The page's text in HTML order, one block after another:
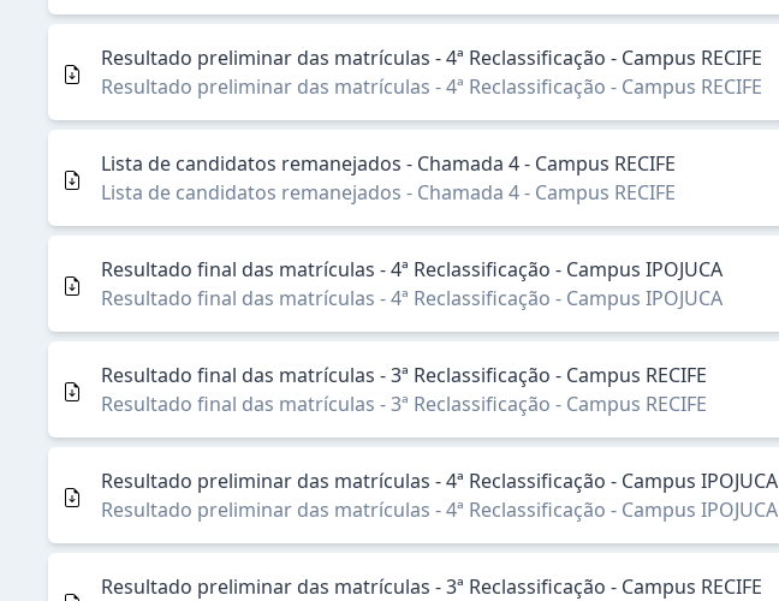
Resultado preliminar das matrículas - 4ª Reclassificação - Campus RECIFE
Resultado preliminar das matrículas - 4ª Reclassificação - Campus RECIFE
Lista de candidatos remanejados - Chamada 4 - Campus RECIFE
Lista de candidatos remanejados - Chamada 4 - Campus RECIFE
Resultado final das matrículas - 4ª Reclassificação - Campus IPOJUCA
Resultado final das matrículas - 4ª Reclassificação - Campus IPOJUCA
Resultado final das matrículas - 3ª Reclassificação - Campus RECIFE
Resultado final das matrículas - 3ª Reclassificação - Campus RECIFE
Resultado preliminar das matrículas - 4ª Reclassificação - Campus IPOJUCA
Resultado preliminar das matrículas - 4ª Reclassificação - Campus IPOJUCA
Resultado preliminar das matrículas - 3ª Reclassificação - Campus RECIFE